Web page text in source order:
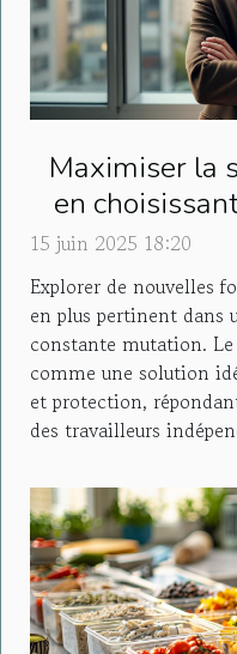
Maximiser la
en
15 juin 2025 18:20
Explorer de nouvelles
en plus pertinent dans
constante mutation.
comme une solution
et protection,
des travailleurs